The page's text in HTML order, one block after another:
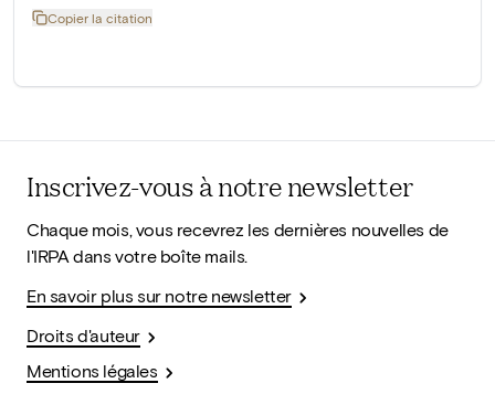
Copier la citation
Inscrivez-vous à notre newsletter
Chaque mois, vous recevrez les dernières nouvelles de
l'IRPA dans votre boîte mails.
En savoir plus sur notre newsletter
Droits d'auteur
Mentions légales